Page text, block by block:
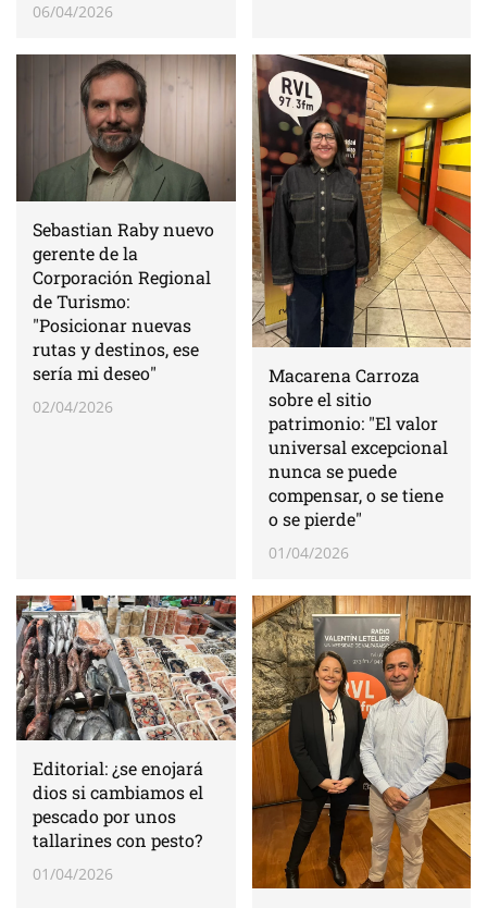
06/04/2026
Sebastian Raby nuevo
gerente de la
Corporación Regional
de Turismo:
"Posicionar nuevas
rutas y destinos, ese
sería mi deseo"
02/04/2026
Macarena Carroza
sobre el sitio
patrimonio: "El valor
universal excepcional
nunca se puede
compensar, o se tiene
o se pierde"
01/04/2026
Editorial: ¿se enojará
dios si cambiamos el
pescado por unos
tallarines con pesto?
01/04/2026